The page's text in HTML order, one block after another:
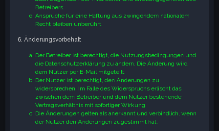
Betreibers.
Ansprüche für eine Haftung aus zwingendem nationalem
Recht bleiben unberührt.
6. Änderungsvorbehalt
Der Betreiber ist berechtigt, die Nutzungsbedingungen und
die Datenschutzerklärung zu ändern. Die Änderung wird
dem Nutzer per E-Mail mitgeteilt.
Der Nutzer ist berechtigt, den Änderungen zu
widersprechen. Im Falle des Widerspruchs erlischt das
zwischen dem Betreiber und dem Nutzer bestehende
Vertragsverhältnis mit sofortiger Wirkung.
Die Änderungen gelten als anerkannt und verbindlich, wenn
der Nutzer den Änderungen zugestimmt hat.